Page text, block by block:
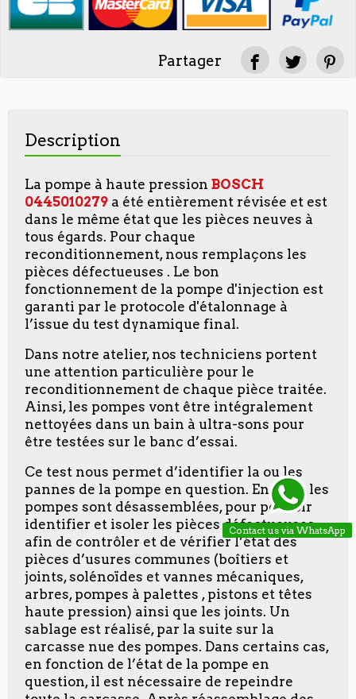
Partager
Description
La pompe à haute pression BOSCH
0445010279 a été entièrement révisée et est
dans le même état que les pièces neuves à
tous égards. Pour chaque
reconditionnement, nous remplaçons les
pièces défectueuses . Le bon
fonctionnement de la pompe d'injection est
garanti par le protocole d'étalonnage à
l’issue du test dynamique final.
Dans notre atelier, nos techniciens portent
une attention particulière pour le
reconditionnement de chaque pièce traitée.
Ainsi, les pompes vont être intégralement
nettoyées dans un bain à ultra-sons pour
être testées sur le banc d’essai.
Ce test nous permet d’identifier la ou les
pannes de la pompe en question. Ensuite, les
pompes sont désassemblées, pour pouvoir
identifier et isoler les pièces défectueuses
afin de contrôler et de vérifier l’état des
pièces d’usures communes (boîtiers et
joints, solénoïdes et vannes mécaniques,
arbres, pompes à palettes , pistons et têtes
haute pression) ainsi que les joints. Un
sablage est réalisé, par la suite sur la
carcasse nue des pompes. Dans certains cas,
en fonction de l’état de la pompe en
question, il est nécessaire de repeindre
Contact us via WhatsApp